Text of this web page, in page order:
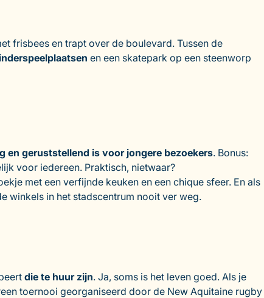
frisbees en trapt over de boulevard. Tussen de
en een skatepark op een steenworp
en geruststellend is voor jongere bezoekers. Bonus:
voor iedereen. Praktisch, nietwaar?
met een verfijnde keuken en een chique sfeer. En als
winkels in het stadscentrum nooit ver weg.
die te huur zijn. Ja, soms is het leven goed. Als je
een toernooi georganiseerd door de New Aquitaine rugby